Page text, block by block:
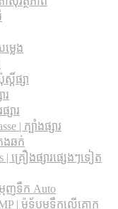
លេង
តិ៍ផ្សា
រ
សារ
| ក្បាំងផ្សារ
ងឆក់
| គ្រឿងផ្សារផ្សេងៗទៀត
រុញទឹក Auto
| ម៉ូទ័បូមទឹកលើគោក